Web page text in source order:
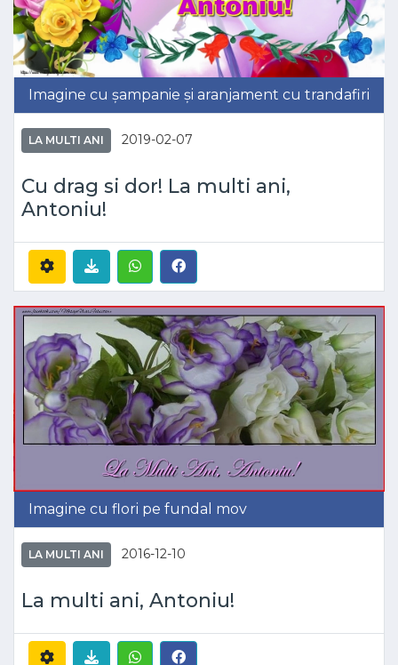
Imagine cu șampanie și aranjament cu trandafiri
LA MULTI ANI 2019-02-07
Cu drag si dor! La multi ani,
Antoniu!
Imagine cu flori pe fundal mov
LA MULTI ANI 2016-12-10
La multi ani, Antoniu!